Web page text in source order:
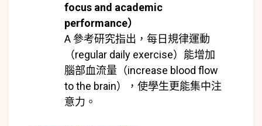
focus and academic
performance）
A 參考研究指出，每日規律運動
（regular daily exercise）能增加
腦部血流量（increase blood flow
to the brain），使學生更能集中注
意力。